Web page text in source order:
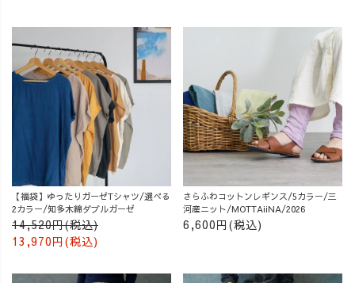
【福袋】ゆったりガーゼTシャツ/選べる
2カラー/知多木綿ダブルガーゼ
14,520円(税込)
13,970円(税込)
さらふわコットンレギンス/5カラー/三
河産ニット/MOTTAiiNA/2026
6,600円(税込)